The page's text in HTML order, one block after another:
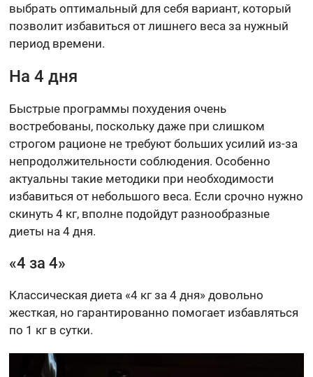
выбрать оптимальный для себя вариант, который
позволит избавиться от лишнего веса за нужный
период времени.
На 4 дня
Быстрые программы похудения очень
востребованы, поскольку даже при слишком
строгом рационе не требуют больших усилий из-за
непродолжительности соблюдения. Особенно
актуальны такие методики при необходимости
избавиться от небольшого веса. Если срочно нужно
скинуть 4 кг, вполне подойдут разнообразные
диеты на 4 дня.
«4 за 4»
Классическая диета «4 кг за 4 дня» довольно
жесткая, но гарантированно помогает избавляться
по 1 кг в сутки.